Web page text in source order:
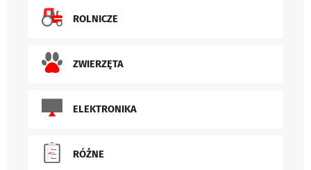
ROLNICZE
ZWIERZĘTA
ELEKTRONIKA
RÓŻNE